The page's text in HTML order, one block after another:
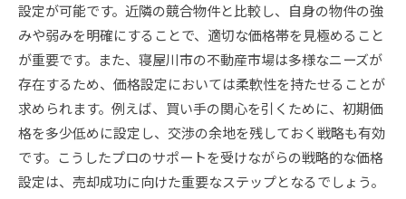
設定が可能です。近隣の競合物件と比較し、自身の物件の強
みや弱みを明確にすることで、適切な価格帯を見極めること
が重要です。また、寝屋川市の不動産市場は多様なニーズが
存在するため、価格設定においては柔軟性を持たせることが
求められます。例えば、買い手の関心を引くために、初期価
格を多少低めに設定し、交渉の余地を残しておく戦略も有効
です。こうしたプロのサポートを受けながらの戦略的な価格
設定は、売却成功に向けた重要なステップとなるでしょう。